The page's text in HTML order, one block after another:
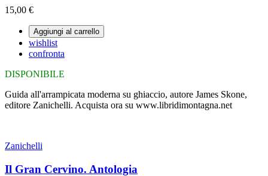
15,00 €
Aggiungi al carrello
wishlist
confronta
DISPONIBILE
Guida all'arrampicata moderna su ghiaccio, autore James Skone,
editore Zanichelli. Acquista ora su www.libridimontagna.net
Zanichelli
Il Gran Cervino. Antologia